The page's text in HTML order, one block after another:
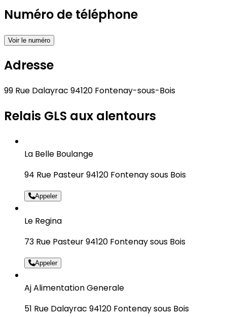
Numéro de téléphone
Voir le numéro
Adresse
99 Rue Dalayrac 94120 Fontenay-sous-Bois
Relais GLS aux alentours
La Belle Boulange
94 Rue Pasteur 94120 Fontenay sous Bois
Appeler
Le Regina
73 Rue Pasteur 94120 Fontenay sous Bois
Appeler
Aj Alimentation Generale
51 Rue Dalayrac 94120 Fontenay sous Bois